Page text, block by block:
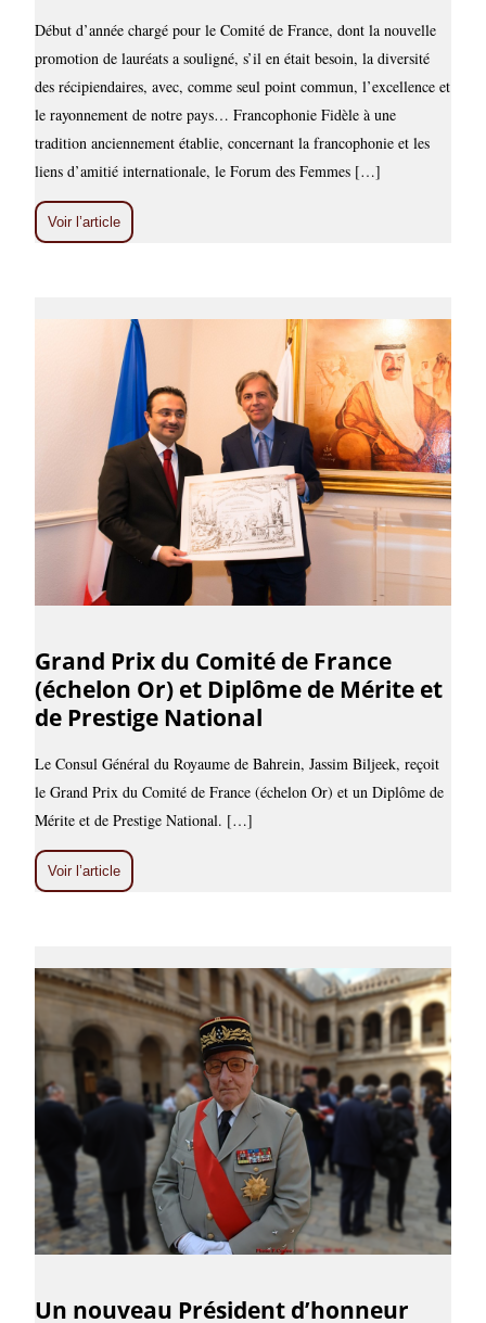
Début d’année chargé pour le Comité de France, dont la nouvelle
promotion de lauréats a souligné, s’il en était besoin, la diversité
des récipiendaires, avec, comme seul point commun, l’excellence et
le rayonnement de notre pays… Francophonie Fidèle à une
tradition anciennement établie, concernant la francophonie et les
liens d’amitié internationale, le Forum des Femmes […]
Voir l’article
Grand Prix du Comité de France
(échelon Or) et Diplôme de Mérite et
de Prestige National
Le Consul Général du Royaume de Bahrein, Jassim Biljeek, reçoit
le Grand Prix du Comité de France (échelon Or) et un Diplôme de
Mérite et de Prestige National. […]
Voir l’article
Un nouveau Président d’honneur